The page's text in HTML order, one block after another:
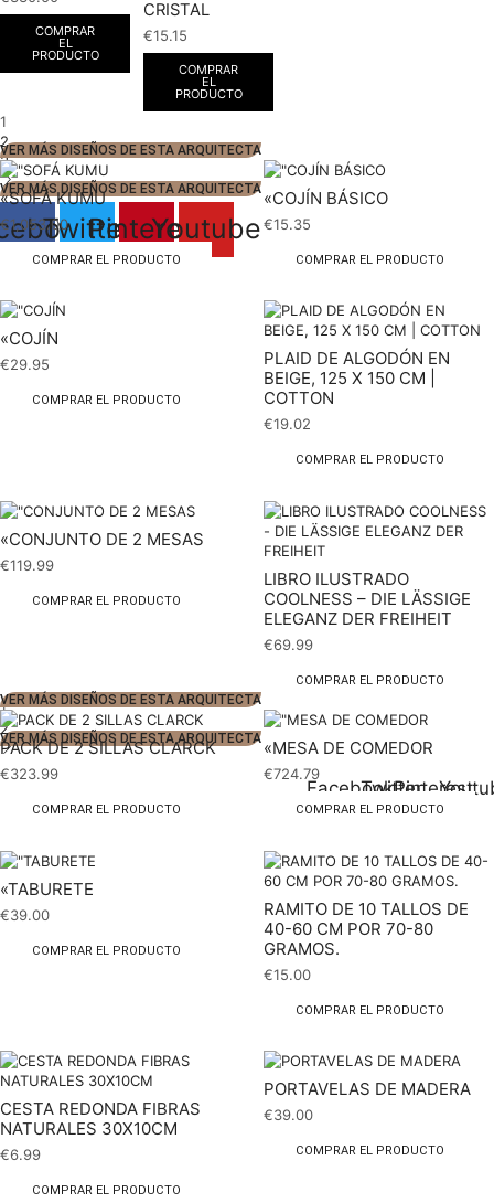
COMPRAR
EL
PRODUCTO
CRISTAL
€15.15
COMPRAR
EL
PRODUCTO
1
2
3
TwitterPinterestYoutube
VER MÁS DISEÑOS DE ESTA ARQUITECTA
VER MÁS DISEÑOS DE ESTA ARQUITECTA
«SOFÁ KUMU
€1,053.00
COMPRAR EL PRODUCTO
«COJÍN BÁSICO
€15.35
COMPRAR EL PRODUCTO
«COJÍN
€29.95
COMPRAR EL PRODUCTO
PLAID DE ALGODÓN EN
BEIGE, 125 X 150 CM |
COTTON
€19.02
COMPRAR EL PRODUCTO
«CONJUNTO DE 2 MESAS
€119.99
COMPRAR EL PRODUCTO
LIBRO ILUSTRADO
COOLNESS – DIE LÄSSIGE
ELEGANZ DER FREIHEIT
€69.99
COMPRAR EL PRODUCTO
1
2
FacebookTwitterPinterest
VER MÁS DISEÑOS DE ESTA ARQUITECTA
VER MÁS DISEÑOS DE ESTA ARQUITECTA
PACK DE 2 SILLAS CLARCK
€323.99
COMPRAR EL PRODUCTO
«MESA DE COMEDOR
€724.79
COMPRAR EL PRODUCTO
«TABURETE
€39.00
COMPRAR EL PRODUCTO
RAMITO DE 10 TALLOS DE
40-60 CM POR 70-80
GRAMOS.
€15.00
COMPRAR EL PRODUCTO
CESTA REDONDA FIBRAS
NATURALES 30X10CM
€6.99
COMPRAR EL PRODUCTO
PORTAVELAS DE MADERA
€39.00
COMPRAR EL PRODUCTO